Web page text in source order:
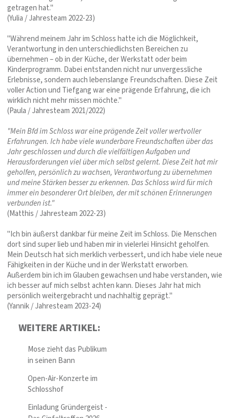
getragen hat."
(Yulia / Jahresteam 2022-23)
"Während meinem Jahr im Schloss hatte ich die Möglichkeit,
Verantwortung in den unterschiedlichsten Bereichen zu
übernehmen – ob in der Küche, der Werkstatt oder beim
Kinderprogramm. Dabei entstanden nicht nur unvergessliche
Erlebnisse, sondern auch lebenslange Freundschaften. Diese Zeit
voller Action und Tiefgang war eine prägende Erfahrung, die ich
wirklich nicht mehr missen möchte."
(Paula / Jahresteam 2021/2022)
"Mein Bfd im Schloss war eine prägende Zeit voller wertvoller
Erfahrungen. Ich habe viele wunderbare Freundschaften über das
Jahr geschlossen und durch die vielfältigen Aufgaben und
Herausforderungen viel über mich selbst gelernt. Diese Zeit hat mir
geholfen, persönlich zu wachsen, Verantwortung zu übernehmen
und meine Stärken besser zu erkennen. Das Schloss wird für mich
immer ein besonderer Ort bleiben, der mit schönen Erinnerungen
verbunden ist."
(Matthis / Jahresteam 2022-23)
"Ich bin äußerst dankbar für meine Zeit im Schloss. Die Menschen
dort sind super lieb und haben mir in vielerlei Hinsicht geholfen.
Mein Deutsch hat sich merklich verbessert, und ich habe viele neue
Fähigkeiten in der Küche und in der Werkstatt erworben.
Außerdem bin ich im Glauben gewachsen und habe verstanden, wie
ich besser auf mich selbst achten kann. Dieses Jahr hat mich
persönlich weitergebracht und nachhaltig geprägt."
(Yannik / Jahresteam 2023-24)
WEITERE ARTIKEL:
Mose zieht das Publikum
in seinen Bann
Open-Air-Konzerte im
Schlosshof
Einladung Gründergeist -